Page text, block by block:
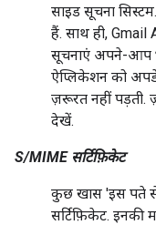
साइड सूचना
हैं. साथ ही, Gmail
सूचनाएं अपने-आप
ऐप्लिकेशन को
ज़रूरत नहीं पड़ती.
देखें.
S/MIME सर्टिफ़िकेट
कुछ खास 'इस पते से
सर्टिफ़िकेट. इनकी